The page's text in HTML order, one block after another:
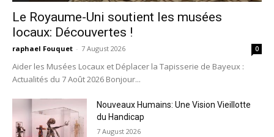
Le Royaume-Uni soutient les musées
locaux: Découvertes !
raphael Fouquet - 7 August 2026 0
Aider les Musées Locaux et Déplacer la Tapisserie de Bayeux :
Actualités du 7 Août 2026 Bonjour...
Nouveaux Humains: Une Vision Vieillotte
du Handicap
7 August 2026